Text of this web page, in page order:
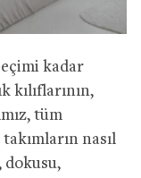
kadar
kılıflarının,
tüm
nasıl
dokusu,